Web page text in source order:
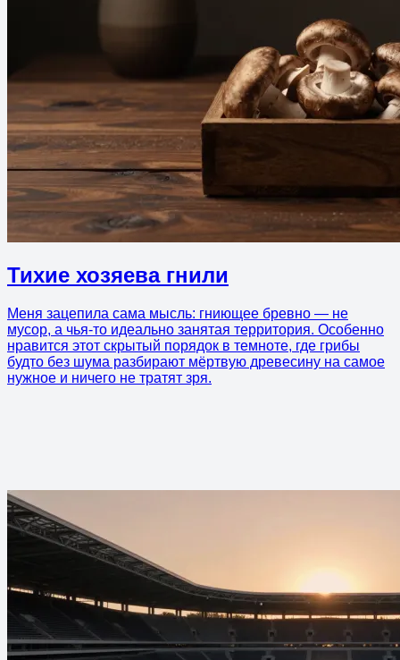
Тихие хозяева гнили
Меня зацепила сама мысль: гниющее бревно — не
мусор, а чья-то идеально занятая территория. Особенно
нравится этот скрытый порядок в темноте, где грибы
будто без шума разбирают мёртвую древесину на самое
нужное и ничего не тратят зря.